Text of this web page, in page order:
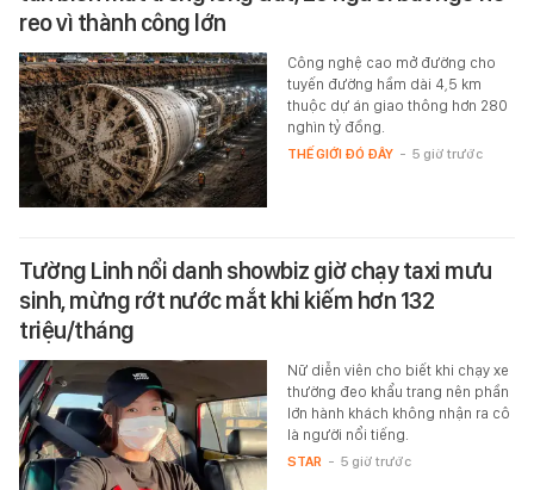
reo vì thành công lớn
Công nghệ cao mở đường cho
tuyến đường hầm dài 4,5 km
thuộc dự án giao thông hơn 280
nghìn tỷ đồng.
THẾ GIỚI ĐÓ ĐÂY - 5 giờ trước
Tường Linh nổi danh showbiz giờ chạy taxi mưu
sinh, mừng rớt nước mắt khi kiếm hơn 132
triệu/tháng
Nữ diễn viên cho biết khi chạy xe
thường đeo khẩu trang nên phần
lớn hành khách không nhận ra cô
là người nổi tiếng.
STAR - 5 giờ trước